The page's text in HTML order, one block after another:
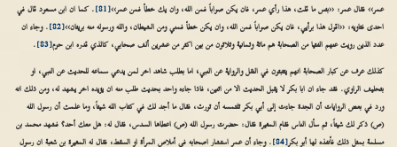
عمر›› فقال عمر: ‹‹بئس ما قلت، هذا رأي عمر، فان يكن صواباً فمن الله، وان يك خطأ فمن عمر››[81]
. كما ان ابن مسعود قال في
احدى فتاويه: ‹‹اقول هذا برأيي، فان يكن صواباً فمن الله، وان يكن خطأ فمني ومن الشيطان، والله ورسوله منه بريئان››[82]
. وجاء ان
عدد الذين رويت عنهم الفتيا من الصحابة هم مائة وثمانية وثلاثون من بين اكثر من عشرين ألف صحابي، كالذي قدره ابن حزم[83]
.
كذلك عرف عن كبار الصحابة انهم يتثبتون في النقل والرواية عن النبي؛ اما بطلب شاهد اخر لمن يدعي سماعه للحديث عن النبي، او
بتحليف الراوي. فقد جاء ان ابا بكر لا يقبل الحديث الا من اثنين، فاذا جاءه واحد بحديث طلب منه ان يؤيده اخر يشهد له، ومن ذلك انه
ورد في بعض الروايات أن الجدة جاءت إلى أبي بكر تلتمسه أن تورث، فقال ما أجد لك في كتاب الله شيئاً، وما علمت أن رسول الله
(ص) ذكر لك شيئاً، ثم سأل الناس فقام المغيرة فقال: حضرت رسول الله (ص) اعطاها السدس، فقال له: هل معك أحد؟ فشهد محمد بن
مسلمة بمثل ذلك فأنفذه لها أبو بكر[84]
. وجاء أن عمر استشار اصحابه في أملاص المرأة او السقط، فقال له المغيرة بن شعبة ان رسول